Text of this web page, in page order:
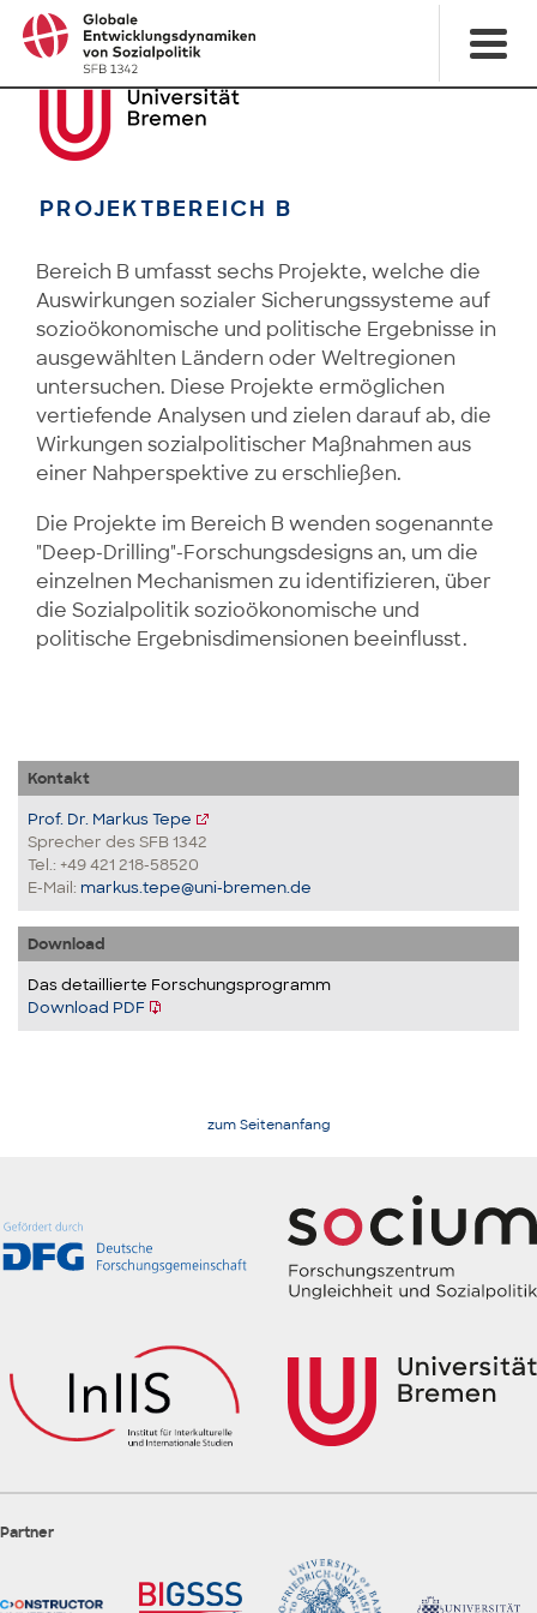
PROJEKTBEREICH B
Bereich B umfasst sechs Projekte, welche die
Auswirkungen sozialer Sicherungssysteme auf
sozioökonomische und politische Ergebnisse in
ausgewählten Ländern oder Weltregionen
untersuchen. Diese Projekte ermöglichen
vertiefende Analysen und zielen darauf ab, die
Wirkungen sozialpolitischer Maßnahmen aus
einer Nahperspektive zu erschließen.
Die Projekte im Bereich B wenden sogenannte
"Deep-Drilling"-Forschungsdesigns an, um die
einzelnen Mechanismen zu identifizieren, über
die Sozialpolitik sozioökonomische und
politische Ergebnisdimensionen beeinflusst.
Kontakt
Prof. Dr. Markus Tepe
Sprecher des SFB 1342
Tel.: +49 421 218-58520
E-Mail: markus.tepe@uni-bremen.de
Download
Das detaillierte Forschungsprogramm
Download PDF
zum Seitenanfang
Partner